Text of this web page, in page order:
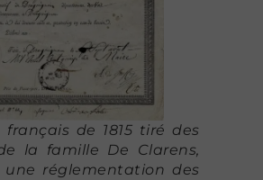
français de 1815 tiré des
la famille De Clarens,
réglementation des